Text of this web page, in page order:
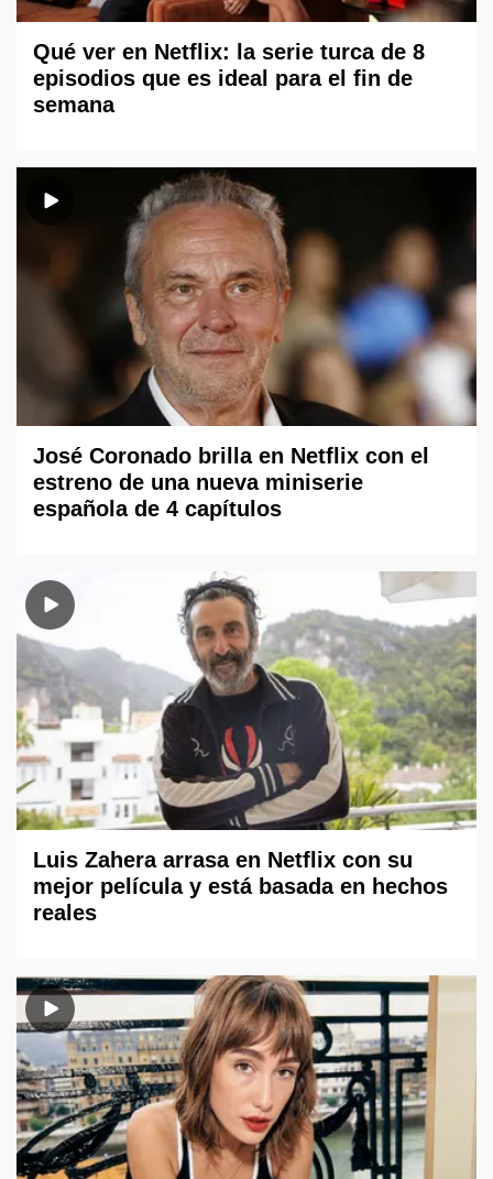
Qué ver en Netflix: la serie turca de 8
episodios que es ideal para el fin de
semana
José Coronado brilla en Netflix con el
estreno de una nueva miniserie
española de 4 capítulos
Luis Zahera arrasa en Netflix con su
mejor película y está basada en hechos
reales